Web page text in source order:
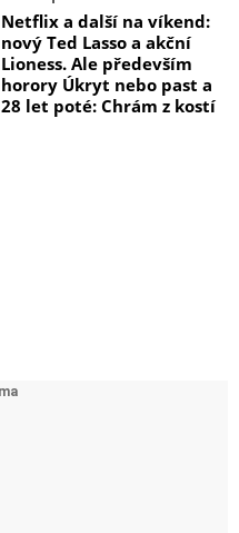
Netflix a další na víkend:
nový Ted Lasso a akční
Lioness. Ale především
horory Úkryt nebo past a
28 let poté: Chrám z kostí